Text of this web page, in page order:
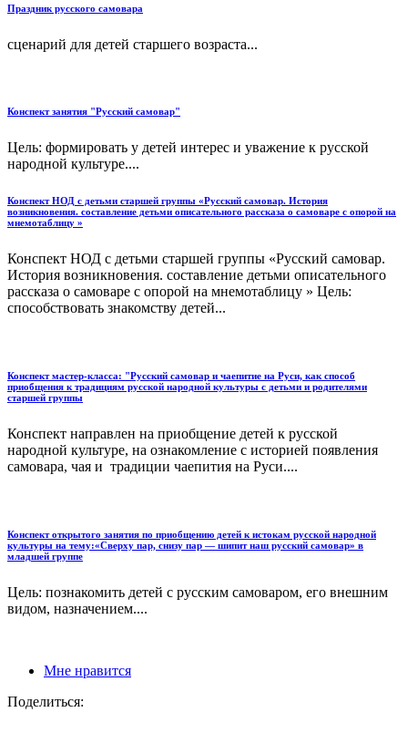
Праздник русского самовара
сценарий для детей старшего возраста...
Конспект занятия "Русский самовар"
Цель: формировать у детей интерес и уважение к русской
народной культуре....
Конспект НОД с детьми старшей группы «Русский самовар. История
возникновения. составление детьми описательного рассказа о самоваре с опорой на
мнемотаблицу »
Конспект НОД с детьми старшей группы «Русский самовар.
История возникновения. составление детьми описательного
рассказа о самоваре с опорой на мнемотаблицу » Цель:
способствовать знакомству детей...
Конспект мастер-класса: "Русский самовар и чаепитие на Руси, как способ
приобщения к традициям русской народной культуры с детьми и родителями
старшей группы
Конспект направлен на приобщение детей к русской
народной культуре, на ознакомление с историей появления
самовара, чая и традиции чаепития на Руси....
Конспект открытого занятия по приобщению детей к истокам русской народной
культуры на тему:«Сверху пар, снизу пар — шипит наш русский самовар» в
младшей группе
Цель: познакомить детей с русским самоваром, его внешним
видом, назначением....
Мне нравится
Поделиться: